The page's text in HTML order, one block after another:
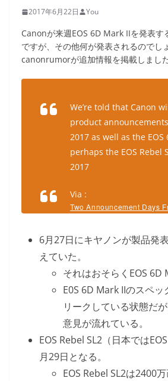
2017年6月22日 You
Canonが来週EOS 6D Mark IIを発表す
ですが、その他何が発表されるのでし
canonrumorが追加情報を掲載しました
We’re told that Canon
product
2017 as well as the EOS
perhaps the EOS Rebel
2017
Via :
Two Announcement Days
Week? [CR2]
6月27日にキヤノンが製品発
えていた。
それはおそらくEOS 6D
E0S 6D Mark IIのスペ
リークしている状態だ
意見が流れている。
EOS Rebel SL2（日本では
月29日となる。
EOS Rebel SL2は2400